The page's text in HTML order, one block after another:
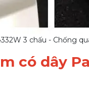
3 chấu - Chống
có dây